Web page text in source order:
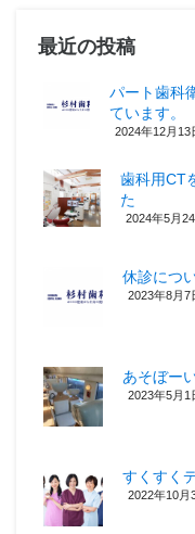
最近の投稿
パート歯科
ています。
2024年12月13
歯科用CT
た
2024年5月
休診につ
2023年8月7
あそぼー
2023年5月1
すくすく
2022年10月